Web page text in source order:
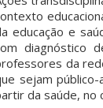
educação e
diagnóstico
da
sejam
da saúde, no